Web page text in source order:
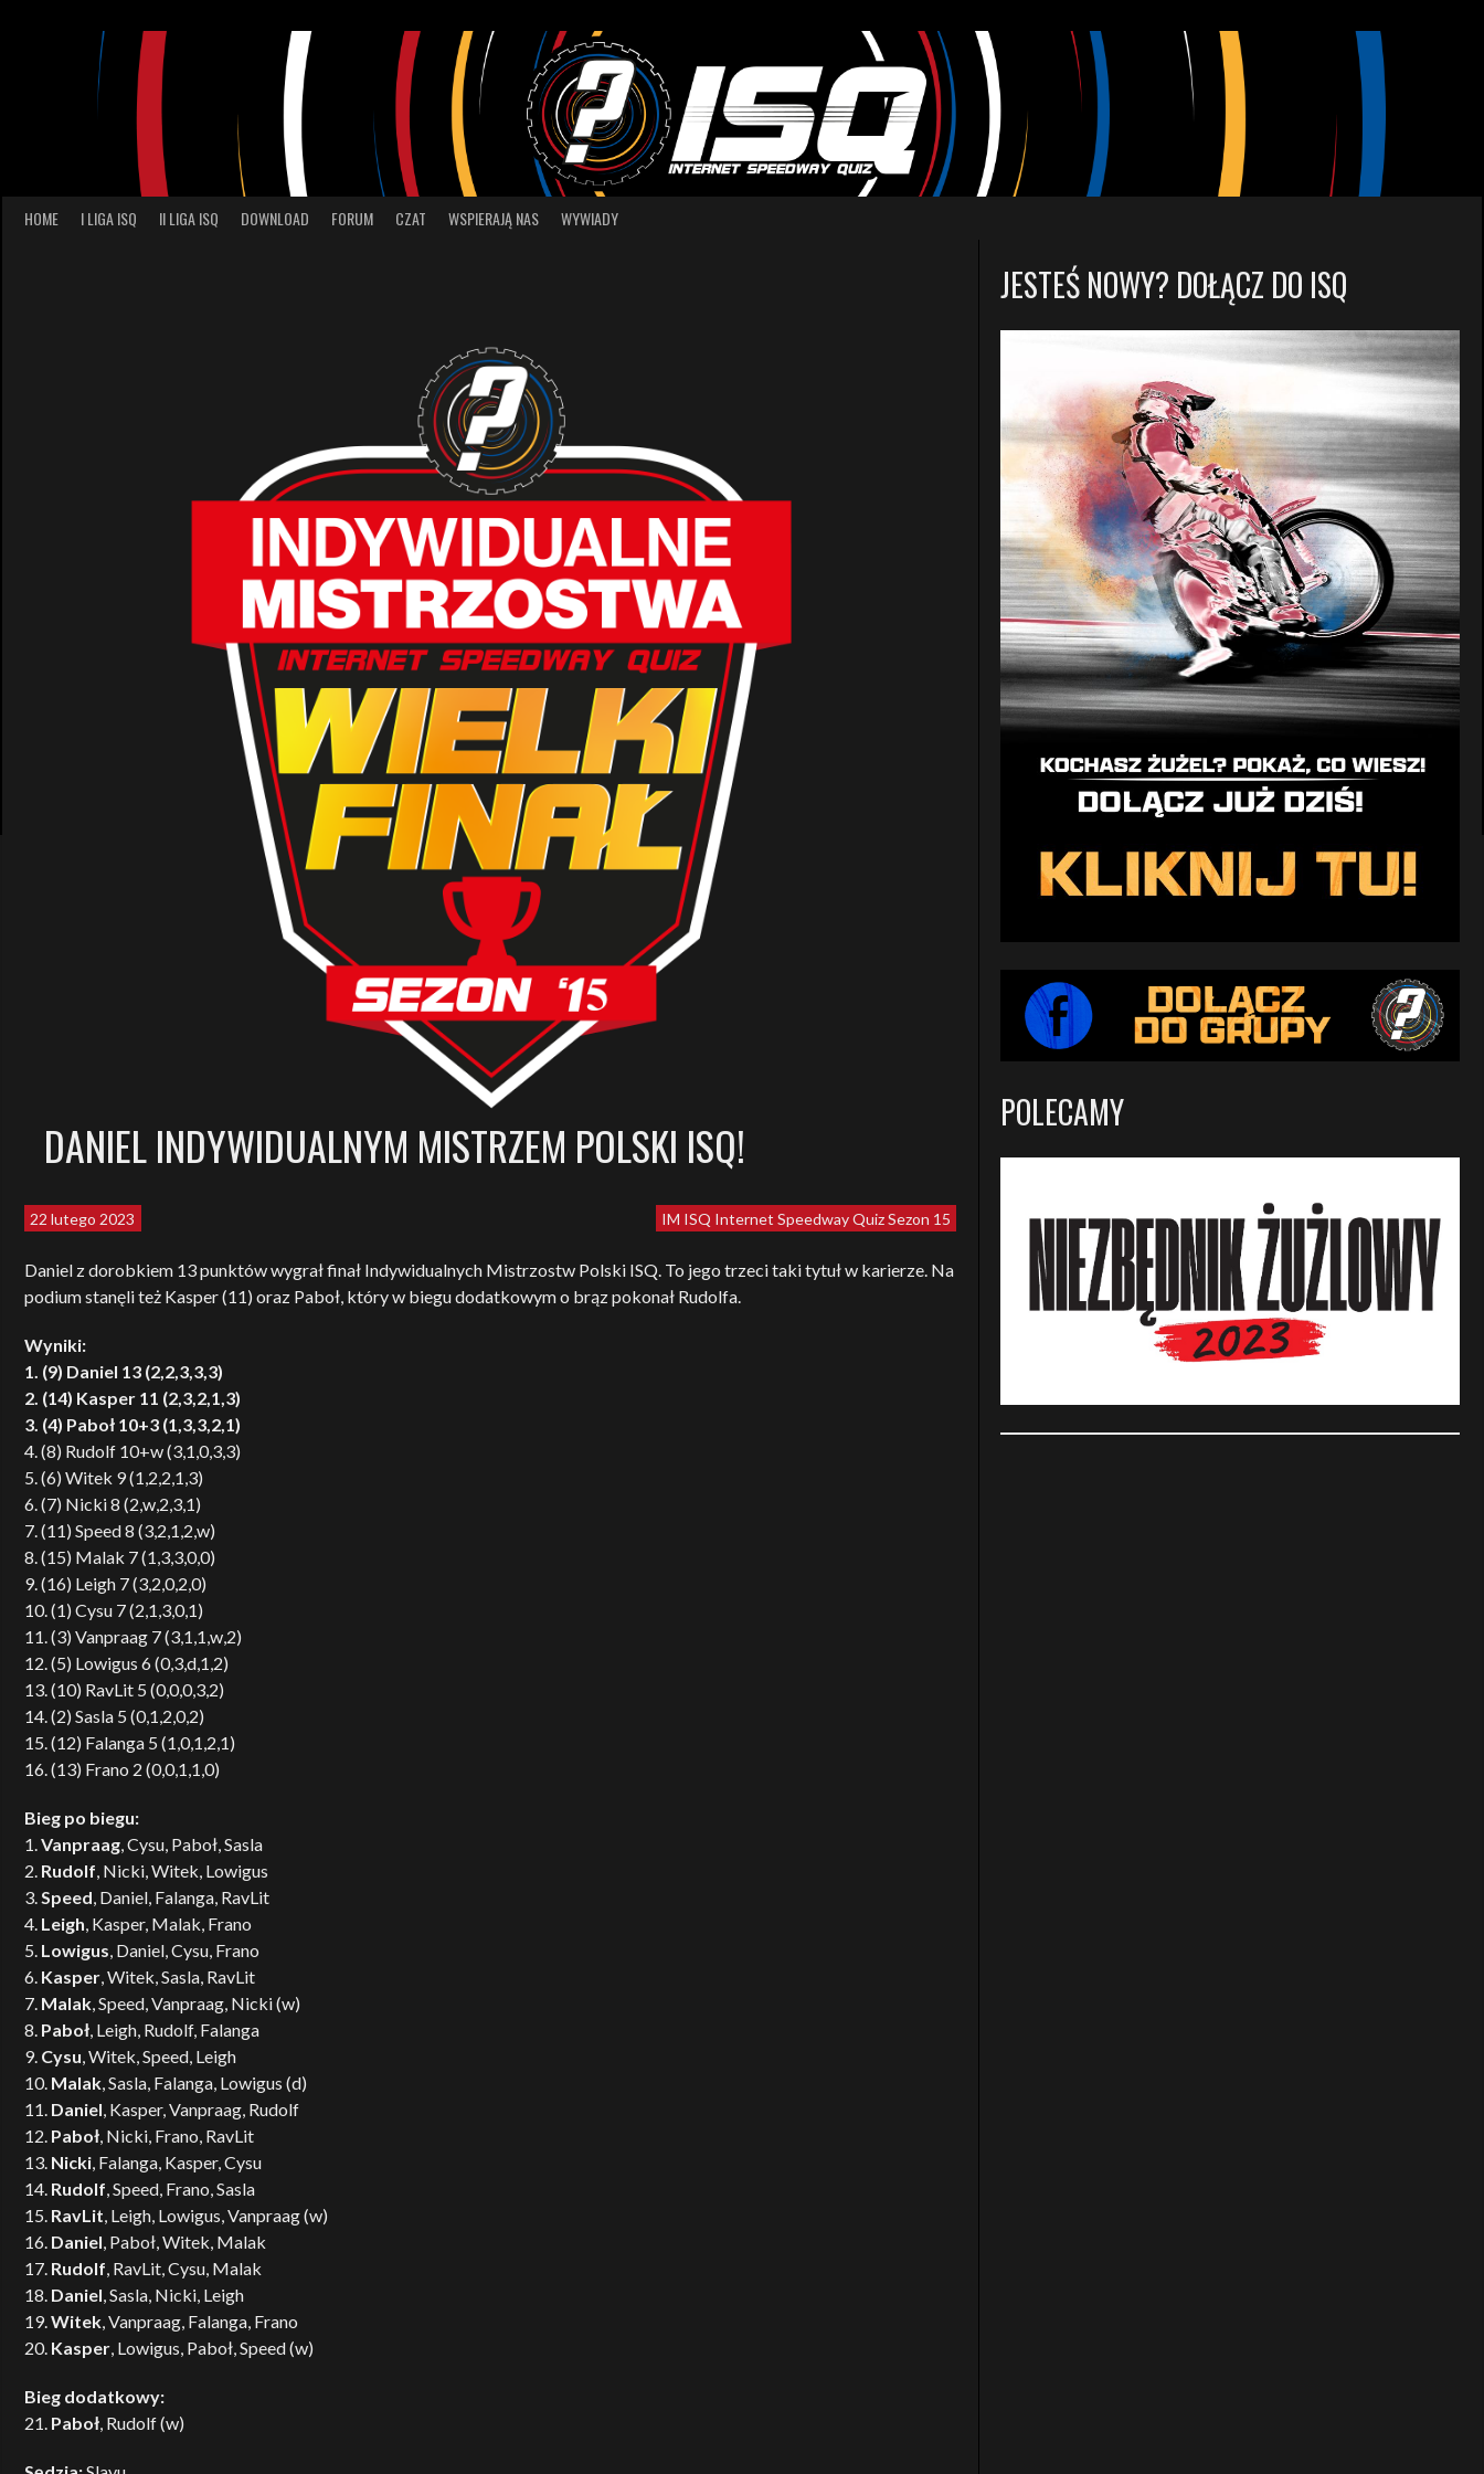
HOME I LIGA ISQ II LIGA ISQ DOWNLOAD FORUM CZAT WSPIERAJĄ NAS WYWIADY
DANIEL INDYWIDUALNYM MISTRZEM POLSKI ISQ!
IM ISQ Internet Speedway QuizSezon 15
22 lutego 2023
Daniel z dorobkiem 13 punktów wygrał finał Indywidualnych Mistrzostw Polski ISQ. To jego trzeci taki tytuł w karierze. Na
podium stanęli też Kasper (11) oraz Paboł, który w biegu dodatkowym o brąz pokonał Rudolfa.
Wyniki:
1. (9) Daniel 13 (2,2,3,3,3)
2. (14) Kasper 11 (2,3,2,1,3)
3. (4) Paboł 10+3 (1,3,3,2,1)
4. (8) Rudolf 10+w (3,1,0,3,3)
5. (6) Witek 9 (1,2,2,1,3)
6. (7) Nicki 8 (2,w,2,3,1)
7. (11) Speed 8 (3,2,1,2,w)
8. (15) Malak 7 (1,3,3,0,0)
9. (16) Leigh 7 (3,2,0,2,0)
10. (1) Cysu 7 (2,1,3,0,1)
11. (3) Vanpraag 7 (3,1,1,w,2)
12. (5) Lowigus 6 (0,3,d,1,2)
13. (10) RavLit 5 (0,0,0,3,2)
14. (2) Sasla 5 (0,1,2,0,2)
15. (12) Falanga 5 (1,0,1,2,1)
16. (13) Frano 2 (0,0,1,1,0)
Bieg po biegu:
1.Vanpraag, Cysu, Paboł, Sasla
2. Rudolf, Nicki, Witek, Lowigus
3.Speed, Daniel, Falanga, RavLit
4. Leigh, Kasper, Malak, Frano
5. Lowigus, Daniel, Cysu, Frano
6. Kasper, Witek, Sasla, RavLit
7. Malak, Speed, Vanpraag, Nicki (w)
8. Paboł, Leigh, Rudolf, Falanga
9. Cysu, Witek, Speed, Leigh
10. Malak, Sasla, Falanga, Lowigus (d)
11. Daniel, Kasper, Vanpraag, Rudolf
12. Paboł, Nicki, Frano, RavLit
13. Nicki, Falanga, Kasper, Cysu
14. Rudolf, Speed, Frano, Sasla
15. RavLit, Leigh, Lowigus, Vanpraag (w)
16. Daniel, Paboł, Witek, Malak
17. Rudolf, RavLit, Cysu, Malak
18. Daniel, Sasla, Nicki, Leigh
19.Witek, Vanpraag, Falanga, Frano
20. Kasper, Lowigus, Paboł, Speed (w)
Bieg dodatkowy:
21. Paboł, Rudolf (w)
JESTEŚ NOWY? DOŁĄCZ DO ISQ
POLECAMY